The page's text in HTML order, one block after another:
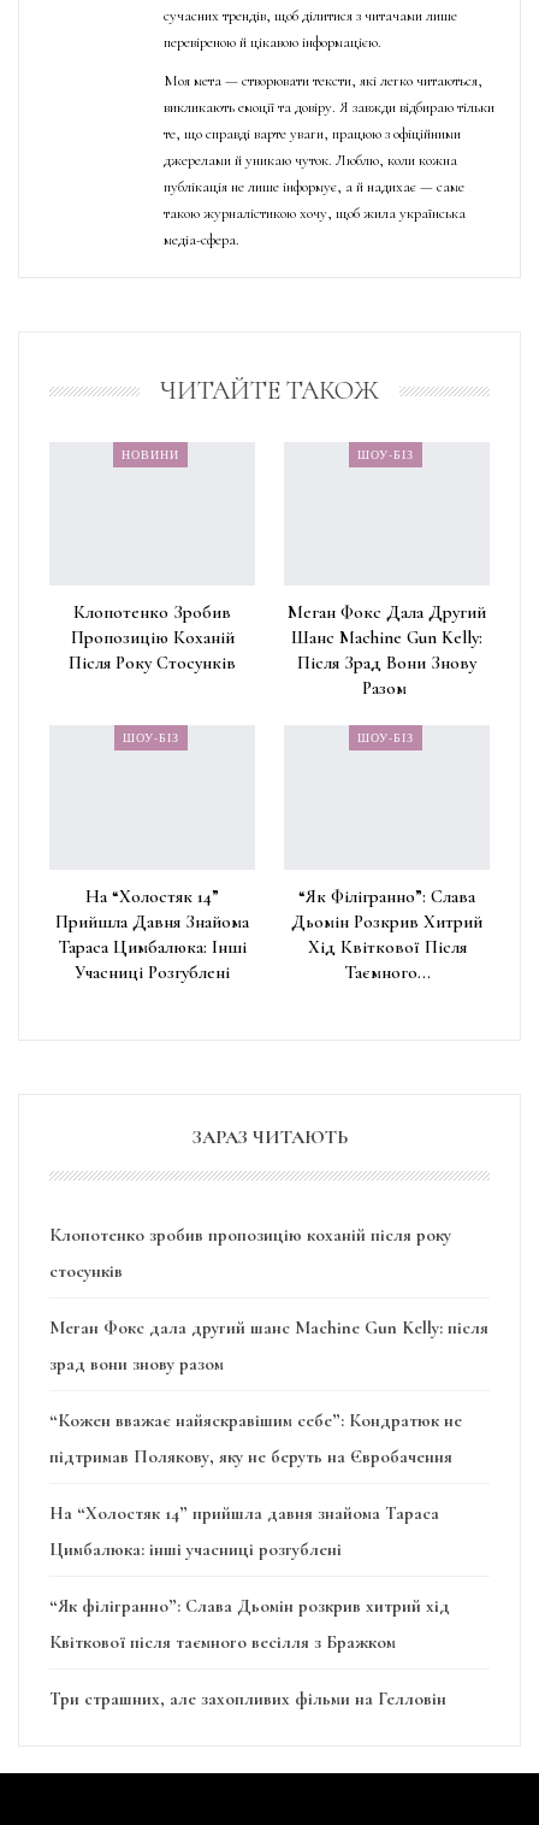
сучасних трендів, щоб ділитися з читачами лише
перевіреною й цікавою інформацією.
Моя мета — створювати тексти, які легко читаються,
викликають емоції та довіру. Я завжди відбираю тільки
те, що справді варте уваги, працюю з офіційними
джерелами й уникаю чуток. Люблю, коли кожна
публікація не лише інформує, а й надихає — саме
такою журналістикою хочу, щоб жила українська
медіа-сфера.
ЧИТАЙТЕ ТАКОЖ
НОВИНИ
Клопотенко Зробив
Пропозицію Коханій
Після Року Стосунків
ШОУ-БІЗ
Меган Фокс Дала Другий
Шанс Machine Gun Kelly:
Після Зрад Вони Знову
Разом
ШОУ-БІЗ
На “Холостяк 14”
Прийшла Давня Знайома
Тараса Цимбалюка: Інші
Учасниці Розгублені
ШОУ-БІЗ
“Як Філігранно”: Слава
Дьомін Розкрив Хитрий
Хід Квіткової Після
Таємного…
ЗАРАЗ ЧИТАЮТЬ
Клопотенко зробив пропозицію коханій після року
стосунків
Меган Фокс дала другий шанс Machine Gun Kelly: після
зрад вони знову разом
“Кожен вважає найяскравішим себе”: Кондратюк не
підтримав Полякову, яку не беруть на Євробачення
На “Холостяк 14” прийшла давня знайома Тараса
Цимбалюка: інші учасниці розгублені
“Як філігранно”: Слава Дьомін розкрив хитрий хід
Квіткової після таємного весілля з Бражком
Три страшних, але захопливих фільми на Гелловін